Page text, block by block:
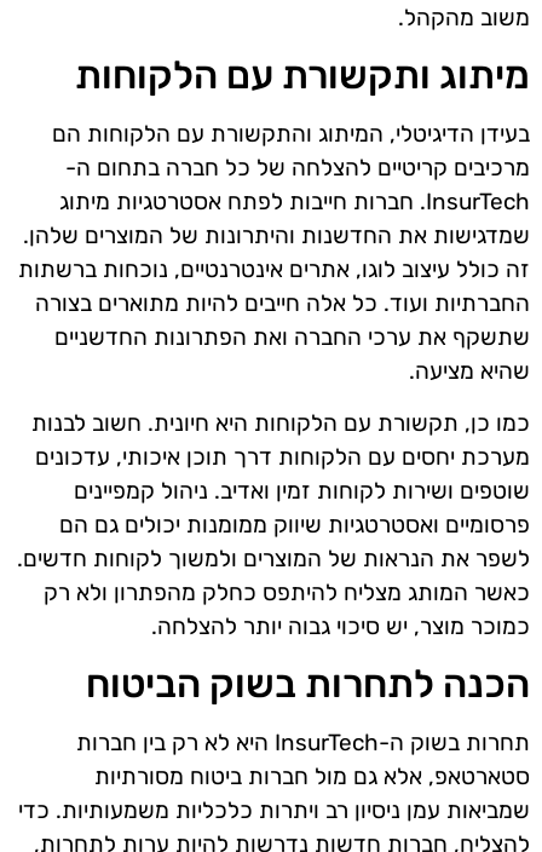
משוב מהקהל.
מיתוג ותקשורת עם הלקוחות
בעידן הדיגיטלי, המיתוג והתקשורת עם הלקוחות הם
מרכיבים קריטיים להצלחה של כל חברה בתחום ה-
InsurTech. חברות חייבות לפתח אסטרטגיות מיתוג
שמדגישות את החדשנות והיתרונות של המוצרים שלהן.
זה כולל עיצוב לוגו, אתרים אינטרנטיים, נוכחות ברשתות
החברתיות ועוד. כל אלה חייבים להיות מתוארים בצורה
שתשקף את ערכי החברה ואת הפתרונות החדשניים
שהיא מציעה.
כמו כן, תקשורת עם הלקוחות היא חיונית. חשוב לבנות
מערכת יחסים עם הלקוחות דרך תוכן איכותי, עדכונים
שוטפים ושירות לקוחות זמין ואדיב. ניהול קמפיינים
פרסומיים ואסטרטגיות שיווק ממומנות יכולים גם הם
לשפר את הנראות של המוצרים ולמשוך לקוחות חדשים.
כאשר המותג מצליח להיתפס כחלק מהפתרון ולא רק
כמוכר מוצר, יש סיכוי גבוה יותר להצלחה.
הכנה לתחרות בשוק הביטוח
תחרות בשוק ה-InsurTech היא לא רק בין חברות
סטארטאפ, אלא גם מול חברות ביטוח מסורתיות
שמביאות עמן ניסיון רב ויתרות כלכליות משמעותיות. כדי
להצליח, חברות חדשות נדרשות להיות ערות לתחרות,